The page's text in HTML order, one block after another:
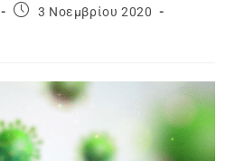
3 Νοεμβρίου 2020